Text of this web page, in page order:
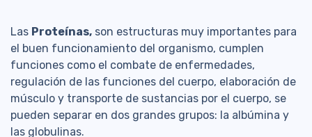
Las Proteínas, son estructuras muy importantes para
el buen funcionamiento del organismo, cumplen
funciones como el combate de enfermedades,
regulación de las funciones del cuerpo, elaboración de
músculo y transporte de sustancias por el cuerpo, se
pueden separar en dos grandes grupos: la albúmina y
las globulinas.